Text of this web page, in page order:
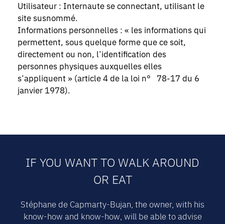
Utilisateur : Internaute se connectant, utilisant le
site susnommé.
Informations personnelles : « les informations qui
permettent, sous quelque forme que ce soit,
directement ou non, l’identification des
personnes physiques auxquelles elles
s’appliquent » (article 4 de la loi n° 78-17 du 6
janvier 1978).
IF YOU WANT TO WALK AROUND
OR EAT
Stéphane de Capmarty-Bujan, the owner, with his
know-how and know-how, will be able to advise